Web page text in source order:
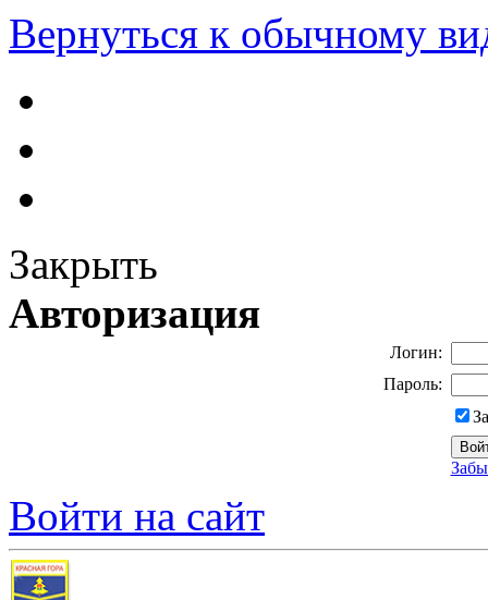
Вернуться к обычному
Закрыть
Авторизация
Логин:
Пароль:
Войти на сайт